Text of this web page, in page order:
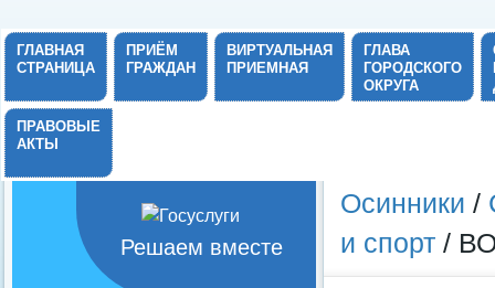
ГЛАВНАЯ
СТРАНИЦА
ПРИЁМ
ГРАЖДАН
ВИРТУАЛЬНАЯ
ПРИЕМНАЯ
ГЛАВА
ГОРОДСКОГО
ОКРУГА
ПРАВОВЫЕ
АКТЫ
Осинники /
и спорт /
Решаем вместе